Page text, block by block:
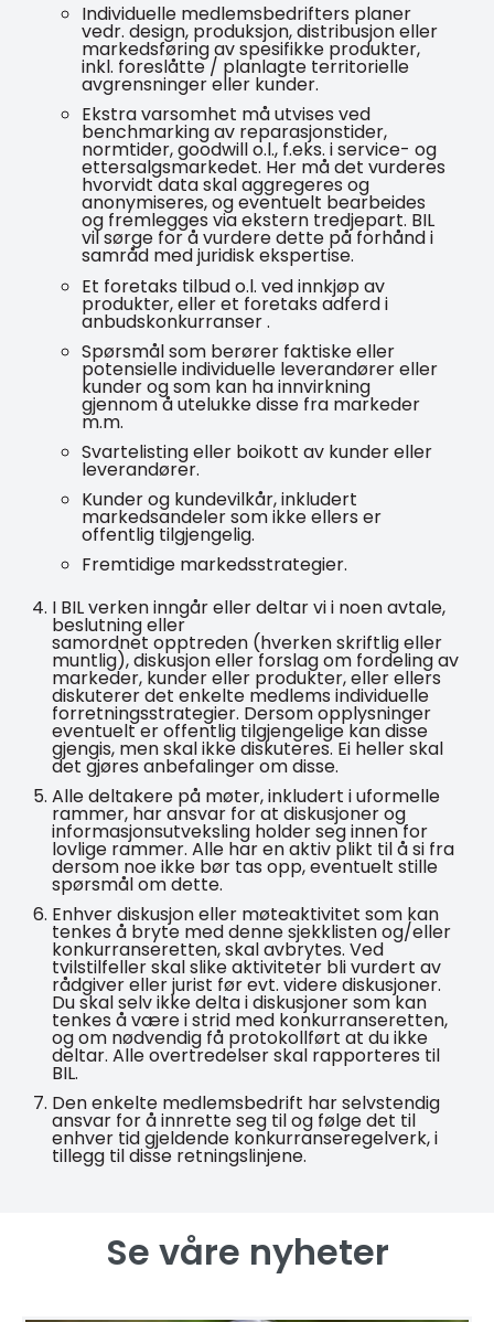
Individuelle medlemsbedrifters planer
vedr. design, produksjon, distribusjon eller
markedsføring av spesifikke produkter,
inkl. foreslåtte / planlagte territorielle
avgrensninger eller kunder.
Ekstra varsomhet må utvises ved
benchmarking av reparasjonstider,
normtider, goodwill o.l., f.eks. i service- og
ettersalgsmarkedet. Her må det vurderes
hvorvidt data skal aggregeres og
anonymiseres, og eventuelt bearbeides
og fremlegges via ekstern tredjepart. BIL
vil sørge for å vurdere dette på forhånd i
samråd med juridisk ekspertise.
Et foretaks tilbud o.l. ved innkjøp av
produkter, eller et foretaks adferd i
anbudskonkurranser .
Spørsmål som berører faktiske eller
potensielle individuelle leverandører eller
kunder og som kan ha innvirkning
gjennom å utelukke disse fra markeder
m.m.
Svartelisting eller boikott av kunder eller
leverandører.
Kunder og kundevilkår, inkludert
markedsandeler som ikke ellers er
offentlig tilgjengelig.
Fremtidige markedsstrategier.
I BIL verken inngår eller deltar vi i noen avtale,
beslutning eller
samordnet opptreden (hverken skriftlig eller
muntlig), diskusjon eller forslag om fordeling av
markeder, kunder eller produkter, eller ellers
diskuterer det enkelte medlems individuelle
forretningsstrategier. Dersom opplysninger
eventuelt er offentlig tilgjengelige kan disse
gjengis, men skal ikke diskuteres. Ei heller skal
det gjøres anbefalinger om disse.
Alle deltakere på møter, inkludert i uformelle
rammer, har ansvar for at diskusjoner og
informasjonsutveksling holder seg innen for
lovlige rammer. Alle har en aktiv plikt til å si fra
dersom noe ikke bør tas opp, eventuelt stille
spørsmål om dette.
Enhver diskusjon eller møteaktivitet som kan
tenkes å bryte med denne sjekklisten og/eller
konkurranseretten, skal avbrytes. Ved
tvilstilfeller skal slike aktiviteter bli vurdert av
rådgiver eller jurist før evt. videre diskusjoner.
Du skal selv ikke delta i diskusjoner som kan
tenkes å være i strid med konkurranseretten,
og om nødvendig få protokollført at du ikke
deltar. Alle overtredelser skal rapporteres til
BIL.
Den enkelte medlemsbedrift har selvstendig
ansvar for å innrette seg til og følge det til
enhver tid gjeldende konkurranseregelverk, i
tillegg til disse retningslinjene.
Se våre nyheter